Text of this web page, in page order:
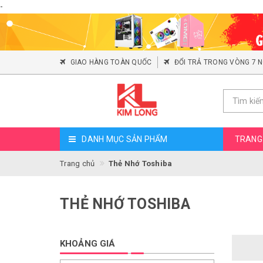
-
GIAO HÀNG TOÀN QUỐC ĐỔI TRẢ TRONG VÒNG 7
DANH MỤC SẢN PHẨM
Trang chủ Thẻ Nhớ Toshiba
THẺ NHỚ TOSHIBA
KHOẢNG GIÁ